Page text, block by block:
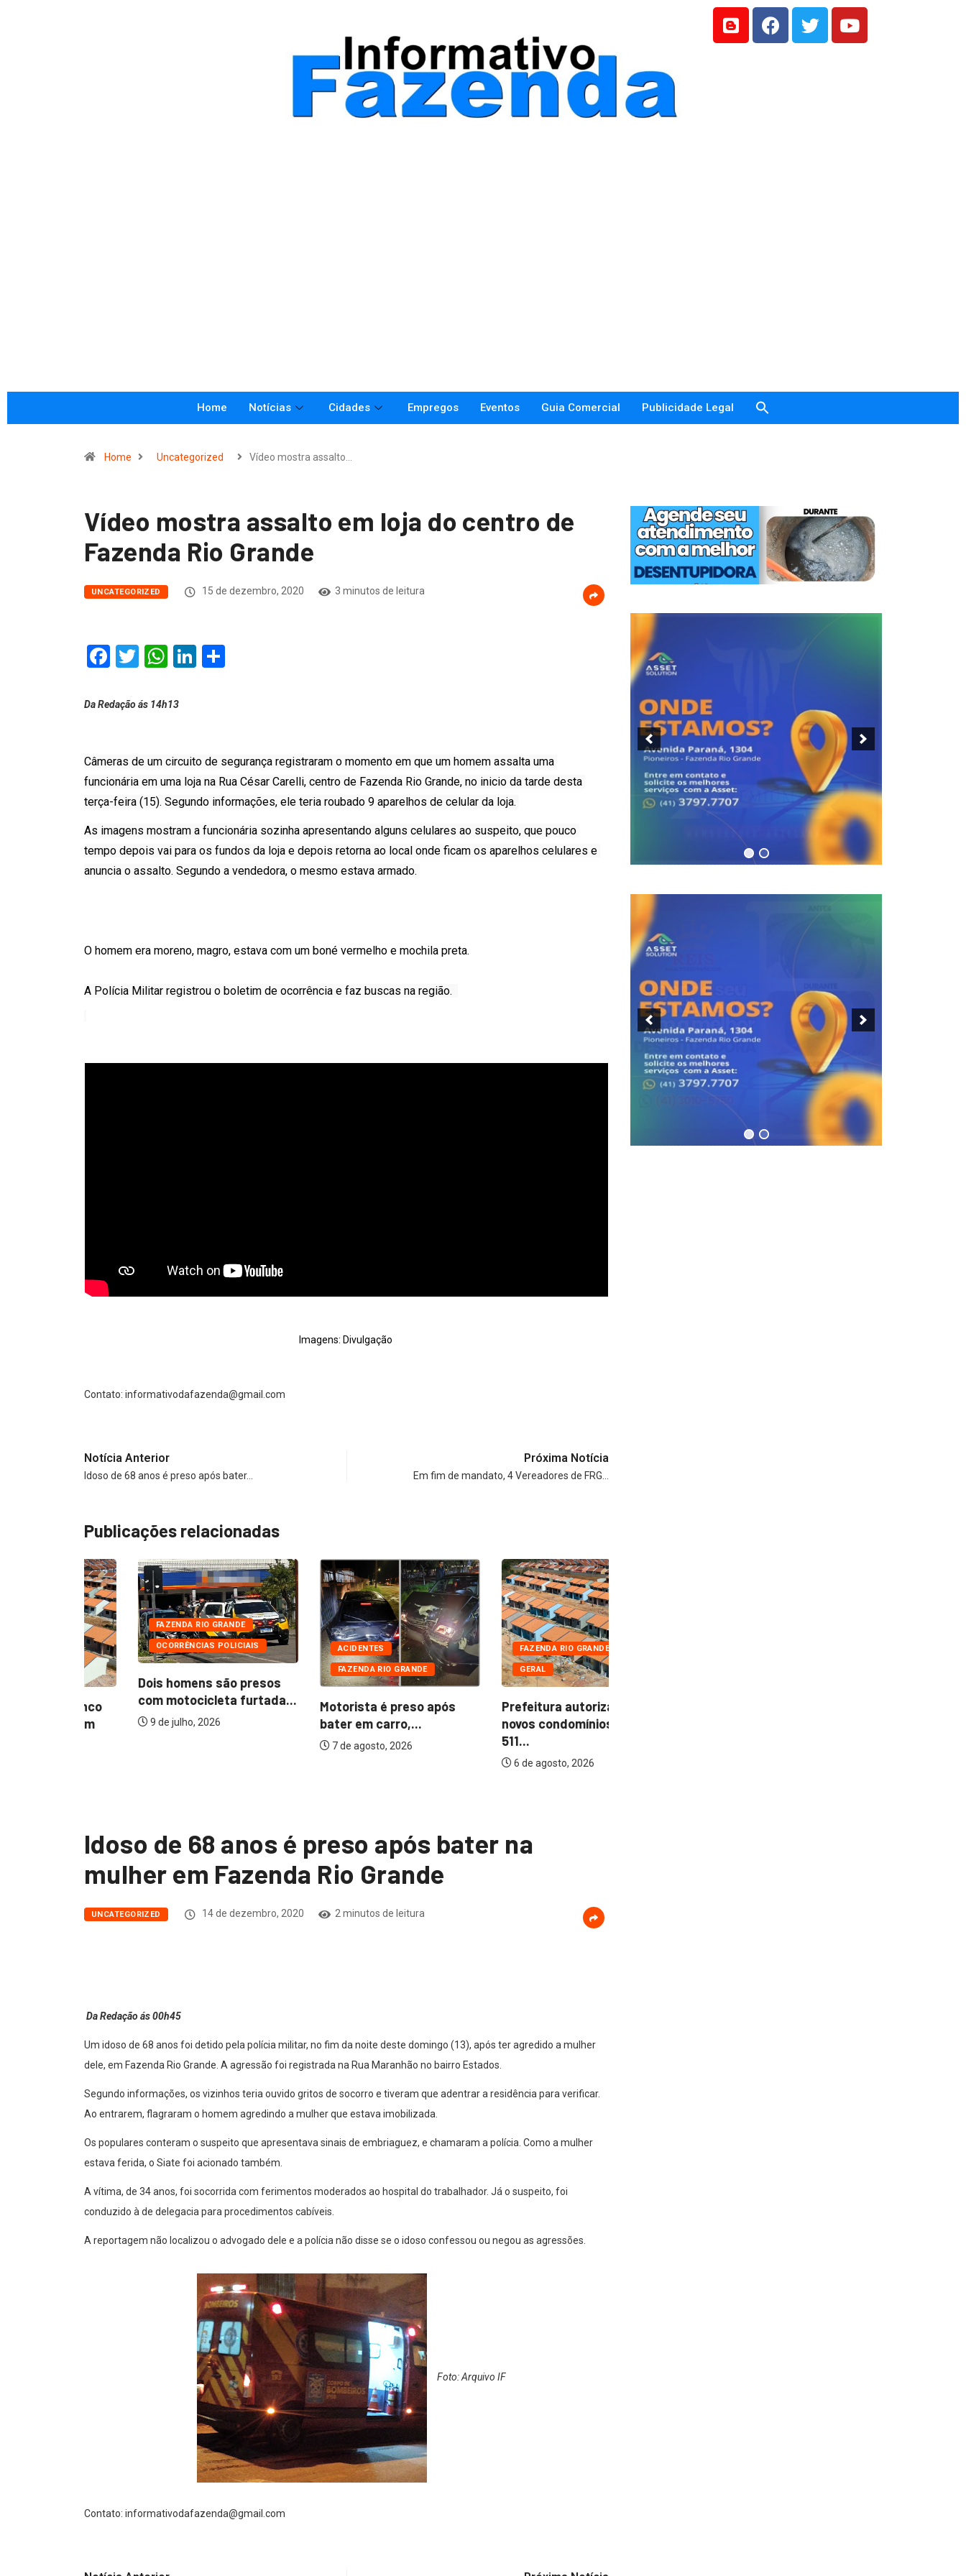
Home Notícias Cidades Empregos Eventos Guia Comercial Publicidade Legal
Home Uncategorized Vídeo mostra assalto…
Vídeo mostra assalto em loja do centro de
Fazenda Rio Grande
UNCATEGORIZED 15 de dezembro, 2020 3 minutos de leitura
Facebook
Twitter
WhatsApp
LinkedIn
Da Redação ás 14h13
Câmeras de um circuito de segurança registraram o momento em que um homem assalta uma
funcionária em uma loja na Rua César Carelli, centro de Fazenda Rio Grande, no inicio da tarde desta
terça-feira (15). Segundo informações, ele teria roubado 9 aparelhos de celular da loja.
As imagens mostram a funcionária sozinha apresentando alguns celulares ao suspeito, que pouco
tempo depois vai para os fundos da loja e depois retorna ao local onde ficam os aparelhos celulares e
anuncia o assalto. Segundo a vendedora, o mesmo estava armado.
O homem era moreno, magro, estava com um boné vermelho e mochila preta.
A Polícia Militar registrou o boletim de ocorrência e faz buscas na região.
Imagens: Divulgação
Contato: informativodafazenda@gmail.com
Notícia Anterior
Idoso de 68 anos é preso após bater…
Próxima Notícia
Em fim de mandato, 4 Vereadores de FRG…
Publicações relacionadas
FAZENDA RIO GRANDE
OCORRÊNCIAS POLICIAIS
Dois homens são presos
com motocicleta furtada...
9 de julho, 2026
ACIDENTES
FAZENDA RIO GRANDE
Motorista é preso após
bater em carro,...
7 de agosto, 2026
FAZENDA RIO GRANDE
GERAL
Prefeitura autoriza cinco
novos condomínios com
6 de agosto, 2026
Idoso de 68 anos é preso após bater na
mulher em Fazenda Rio Grande
UNCATEGORIZED 14 de dezembro, 2020 2 minutos de leitura
Da Redação ás 00h45
Um idoso de 68 anos foi detido pela polícia militar, no fim da noite deste domingo (13), após ter agredido a mulher
dele, em Fazenda Rio Grande. A agressão foi registrada na Rua Maranhão no bairro Estados.
Segundo informações, os vizinhos teria ouvido gritos de socorro e tiveram que adentrar a residência para verificar.
Ao entrarem, flagraram o homem agredindo a mulher que estava imobilizada.
Os populares conteram o suspeito que apresentava sinais de embriaguez, e chamaram a polícia. Como a mulher
estava ferida, o Siate foi acionado também.
A vítima, de 34 anos, foi socorrida com ferimentos moderados ao hospital do trabalhador. Já o suspeito, foi
conduzido à de delegacia para procedimentos cabíveis.
A reportagem não localizou o advogado dele e a polícia não disse se o idoso confessou ou negou as agressões.
Foto: Arquivo IF
Contato: informativodafazenda@gmail.com